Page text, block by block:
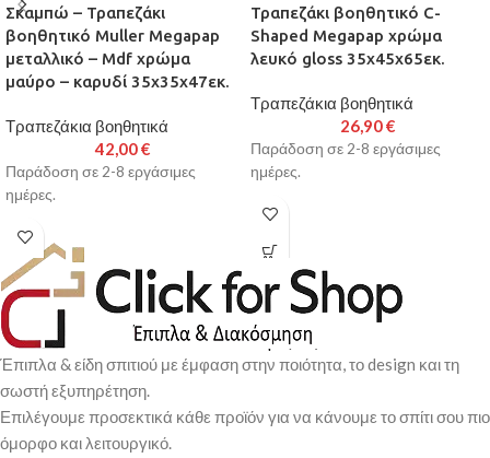
Σκαμπώ – Τραπεζάκι
βοηθητικό Muller Megapap
μεταλλικό – Mdf χρώμα
μαύρο – καρυδί 35x35x47εκ.
Τραπεζάκια βοηθητικά
42,00€
Παράδοση σε 2-8 εργάσιμες
ημέρες.
Τραπεζάκι βοηθητικό C-
Shaped Megapap χρώμα
λευκό gloss 35x45x65εκ.
Τραπεζάκια βοηθητικά
26,90€
Παράδοση σε 2-8 εργάσιμες
ημέρες.
Έπιπλα & είδη σπιτιού με έμφαση στην ποιότητα, το design και τη
σωστή εξυπηρέτηση.
Επιλέγουμε προσεκτικά κάθε προϊόν για να κάνουμε το σπίτι σου πιο
όμορφο και λειτουργικό.